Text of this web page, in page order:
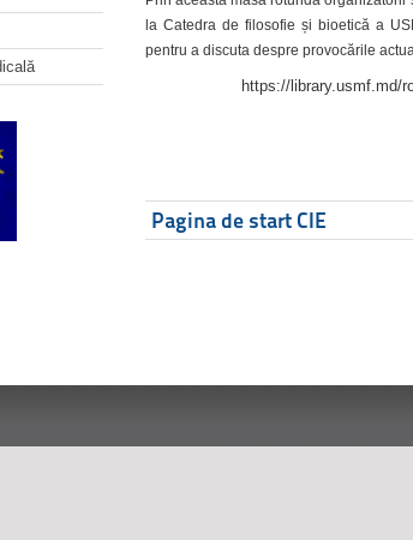
la Catedra de filosofie și bioetică a
pentru a discuta despre provocările
https://library.usmf.md/
Pagina de start CIE